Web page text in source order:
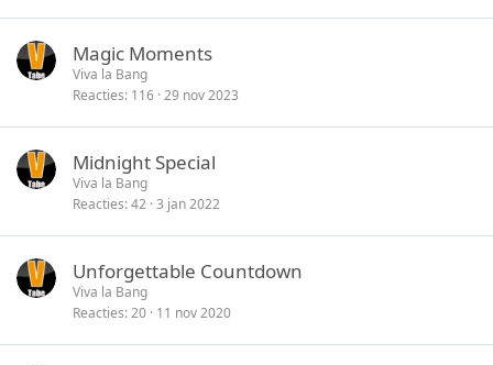
Magic Moments
Viva la Bang
Reacties 116 29 nov 2023
Midnight Special
Viva la Bang
Reacties 42 3 jan 2022
Unforgettable Countdown
Viva la Bang
Reacties 20 11 nov 2020